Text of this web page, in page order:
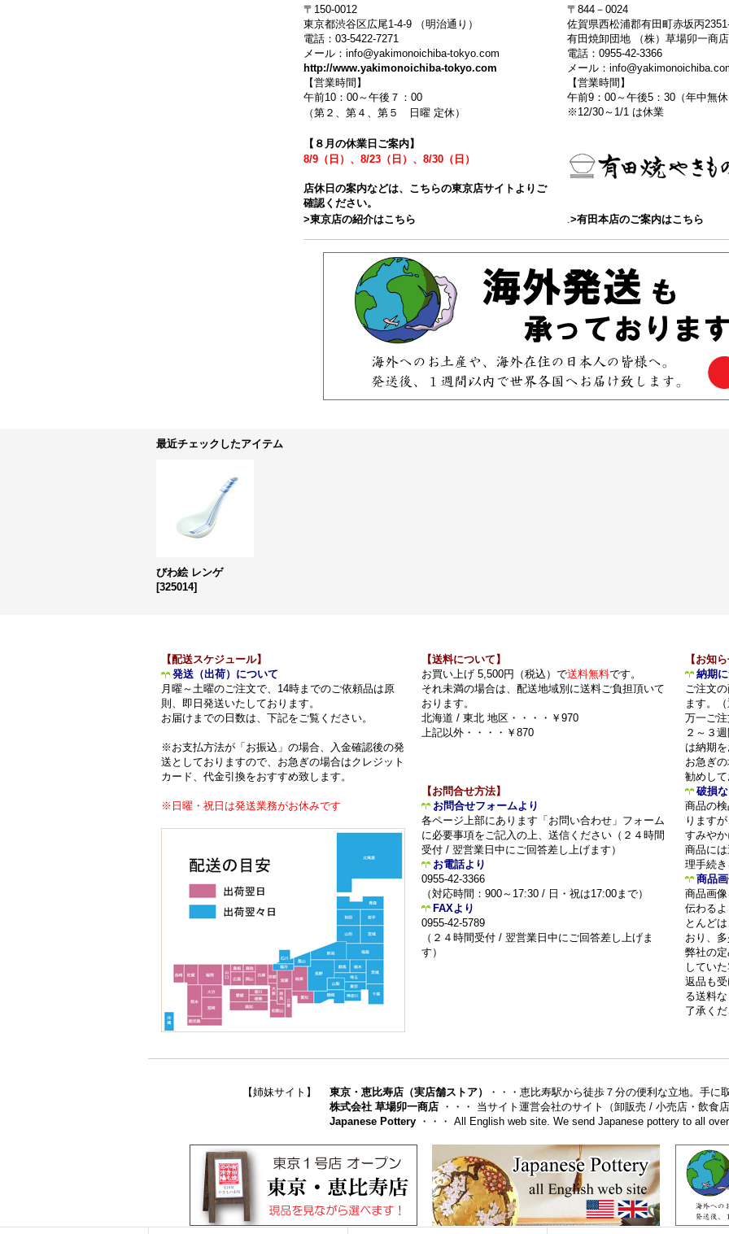
〒150-0012
東京都渋谷区広尾1-4-9 （明治通り）
電話：03-5422-7271
メール：info@yakimonoichiba-tokyo.com
http://www.yakimonoichiba-tokyo.com
【営業時間】
午前10：00～午後７：00
（第２、第４、第５ 日曜 定休）
【８月の休業日ご案内】
8/9（日）、8/23（日）、8/30（日）
店休日の案内などは、こちらの東京店サイトよりご
確認ください。
〒844－0024
佐賀県西松浦郡有田町赤坂丙
有田焼卸団地 （株）草場卯一商店
電話：0955-42-3366
メール：
【営業時間】
午前9：00～午後5：30（年中
※12/30～1/1 は休業
>東京店の紹介はこちら .>有田本店のご案内はこちら
最近チェックしたアイテム
びわ絵 レンゲ
[325014]
【配送スケジュール】
発送（出荷）について
月曜～土曜のご注文で、14時までのご依頼品は原
則、即日発送いたしております。
お届けまでの日数は、下記をご覧ください。
※お支払方法が「お振込」の場合、入金確認後の発
送としておりますので、お急ぎの場合はクレジット
カード、代金引換をおすすめ致します。
※日曜・祝日は発送業務がお休みです
【送料について】
お買い上げ 5,500円（税込）で送料無料です。
それ未満の場合は、配送地域別に送料ご負担頂いて
おります。
北海道 / 東北 地区・・・・￥970
上記以外・・・・￥870
【お問合せ方法】
お問合せフォームより
各ページ上部にあります「お問い合わせ」フォーム
に必要事項をご記入の上、送信ください（２４時間
受付 / 翌営業日中にご回答差し上げます）
お電話より
0955-42-3366
（対応時間：900～17:30 / 日・祝は17:00まで）
FAXより
0955-42-5789
（２４時間受付 / 翌営業日中にご回答差し上げま
す）
【お知
納期
ご注文
ます。
万一ご
２～３
は納期
お急ぎ
勧めし
破損
商品の
ります
すみや
商品に
理手続
商品
商品画
伝わる
とんど
おり、
弊社の
してい
返品も
る送料
了承く
【姉妹サイト】 東京・恵比寿店（実店舗ストア）
・・・恵比寿駅から徒歩７分の便利な立地。手に
株式会社 草場卯一商店 ・・・ 当サイト運営会社のサイト（卸販売 / 小売店・飲
Japanese Pottery ・・・ All English web site. We send Japanese pottery to all